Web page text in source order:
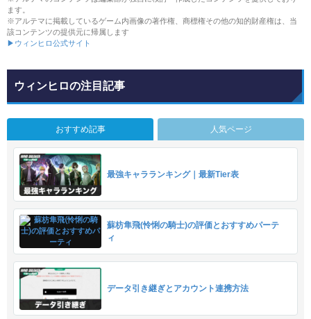
ます。
※アルテマに掲載しているゲーム内画像の著作権、商標権その他の知的財産権は、当
該コンテンツの提供元に帰属します
▶ウィンヒロ公式サイト
ウィンヒロの注目記事
おすすめ記事 人気ページ
最強キャラランキング｜最新Tier表
蘇枋隼飛(怜悧の騎士)の評価とおすすめパーテ
ィ
データ引き継ぎとアカウント連携方法